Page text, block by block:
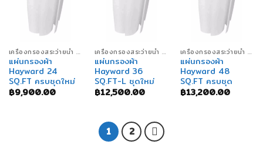
เครื่องกรองสระว่ายน้ำ SWIMMING POOL FILTERS
แผ่นกรองผ้า
Hayward 24
SQ.FT ครบชุดใหม่
฿9,900.00
เครื่องกรองสระว่ายน้ำ SWIMMING POOL FILTERS
แผ่นกรองผ้า
Hayward 36
SQ.FT-L ชุดใหม่
฿12,500.00
เครื่องกรองสระว่ายน้ำ SWIMMING POOL FILTERS
แผ่นกรองผ้า
Hayward 48
SQ.FT ครบชุด
฿13,200.00
1 2